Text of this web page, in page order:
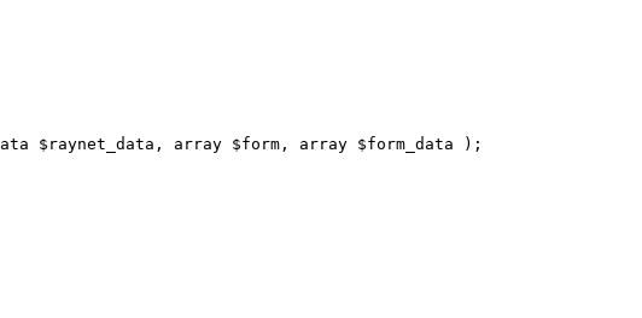
$ raynet_data , array $form , array $form_data );